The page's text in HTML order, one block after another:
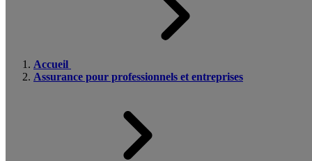
Accueil
Assurance pour professionnels et entreprises